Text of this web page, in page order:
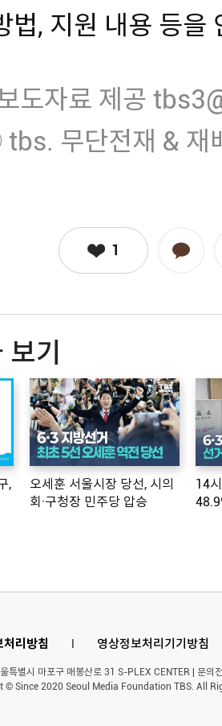
법, 지원 내용 등을
도자료 제공
무단전재 & 재
1
기
,
오세훈 서울시장 당선, 시의
회·구청장 민주당 압승
14
처리방침 l 영상정보처리기기방침
특별시 마포구 매봉산로 31 S-PLEX CENTER | 문
© Since 2020 Seoul Media Foundation TBS. All